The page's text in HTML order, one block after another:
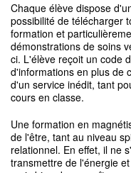
Chaque élève dispose
possibilité de télécharger
formation et
démonstrations de soins
ci. L'élève reçoit un code
d'informations en plus de
d'un service inédit, tant
cours en classe.
Une formation en
de l'être, tant au niveau
relationnel. En effet, il ne
transmettre de l'énergie